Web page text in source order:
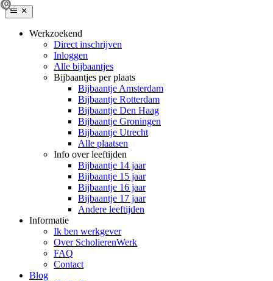
Werkzoekend
Direct inschrijven
Inloggen
Alle bijbaantjes
Bijbaantjes per plaats
Bijbaantje Amsterdam
Bijbaantje Rotterdam
Bijbaantje Den Haag
Bijbaantje Groningen
Bijbaantje Utrecht
Alle plaatsen
Info over leeftijden
Bijbaantje 14 jaar
Bijbaantje 15 jaar
Bijbaantje 16 jaar
Bijbaantje 17 jaar
Andere leeftijden
Informatie
Ik ben werkgever
Over ScholierenWerk
FAQ
Contact
Blog